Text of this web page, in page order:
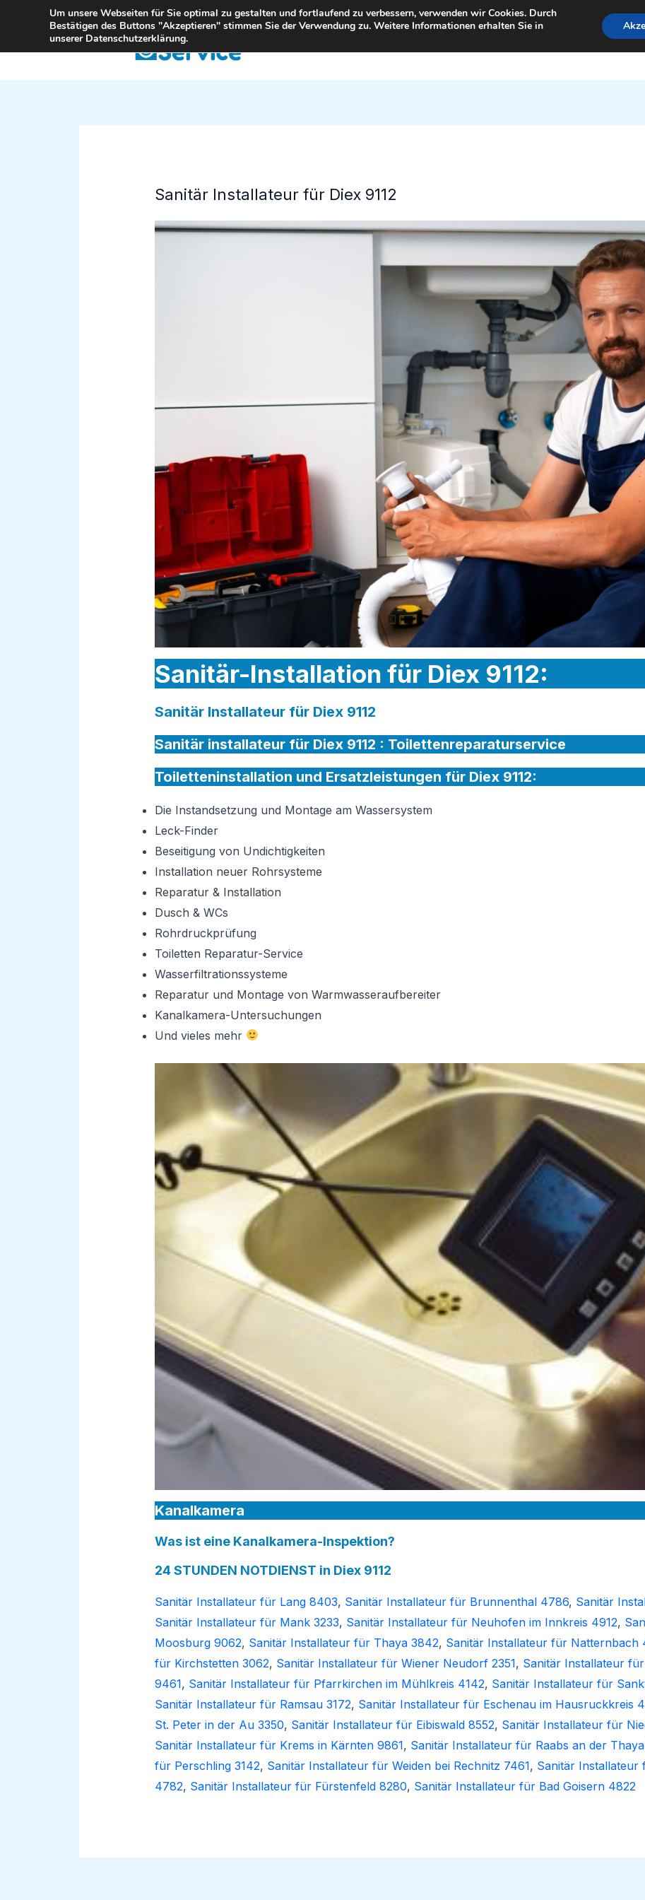
springen
StartSeite
Sanitär Installateur für Diex 9112
Sanitär-Installation für Diex 9112:
Sanitär Installateur für Diex 9112
Sanitär installateur für Diex 9112 : Toilettenreparaturservice
Toiletteninstallation und Ersatzleistungen für Diex 9112:
Die Instandsetzung und Montage am Wassersystem
Leck-Finder
Beseitigung von Undichtigkeiten
Installation neuer Rohrsysteme
Reparatur & Installation
Dusch & WCs
Rohrdruckprüfung
Toiletten Reparatur-Service
Wasserfiltrationssysteme
Reparatur und Montage von Warmwasseraufbereiter
Kanalkamera-Untersuchungen
Und vieles mehr
Kanalkamera
Was ist eine Kanalkamera-Inspektion?
24 STUNDEN NOTDIENST in Diex 9112
Sanitär Installateur für Lang 8403, Sanitär Installateur für Brunnenthal 4786, Sanitär
Sanitär Installateur für Mank 3233, Sanitär Installateur für Neuhofen im Innkreis 4912,
Moosburg 9062, Sanitär Installateur für Thaya 3842, Sanitär Installateur für Natternbach
für Kirchstetten 3062, Sanitär Installateur für Wiener Neudorf 2351, Sanitär Installateur
9461, Sanitär Installateur für Pfarrkirchen im Mühlkreis 4142, Sanitär Installateur für
Sanitär Installateur für Ramsau 3172, Sanitär Installateur für Eschenau im Hausruckkreis
St. Peter in der Au 3350, Sanitär Installateur für Eibiswald 8552, Sanitär Installateur für
Sanitär Installateur für Krems in Kärnten 9861, Sanitär Installateur für Raabs an der
für Perschling 3142, Sanitär Installateur für Weiden bei Rechnitz 7461, Sanitär Installateur
4782, Sanitär Installateur für Fürstenfeld 8280, Sanitär Installateur für Bad Goisern 4822
Um unsere Webseiten für Sie optimal zu gestalten und fortlaufend zu verbessern, verwenden wir Cookies. Durch
Bestätigen des Buttons "Akzeptieren" stimmen Sie der Verwendung zu. Weitere Informationen erhalten Sie in
unserer Datenschutzerklärung.